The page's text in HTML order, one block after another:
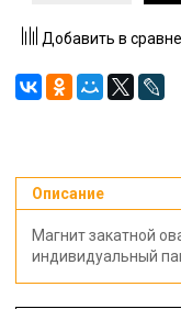
Добавить в
Описание
Магнит закатной
индивидуальный